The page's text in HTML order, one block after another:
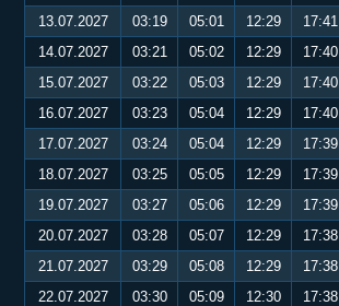
13.07.2027
03:19 05:01 12:29 17:41
14.07.2027
03:21 05:02 12:29 17:40
15.07.2027
03:22 05:03 12:29 17:40
16.07.2027
03:23 05:04 12:29 17:40
17.07.2027
03:24 05:04 12:29 17:39
18.07.2027
03:25 05:05 12:29 17:39
19.07.2027
03:27 05:06 12:29 17:39
20.07.2027
03:28 05:07 12:29 17:38
21.07.2027
03:29 05:08 12:29 17:38
22.07.2027
03:30 05:09 12:30 17:38